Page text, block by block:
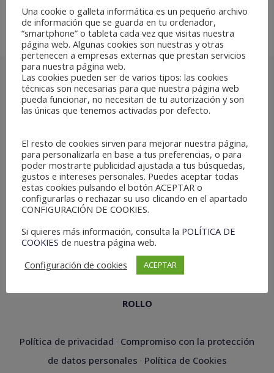
VOLVER A LA TIENDA
La Asociación Cultural LP desarrolla su actividad en Internet y
con actividades presenciales,
selecciona la que mas te gusta en el menú principal y
disfruta,
para poder participaren ellas deberás ser abonado de la
Asociación y pagar el precio de cada actividad,
ROLLO
Política de privacidad · Compromiso con la protección
de datos personales · Política de Cookies
Una cookie o galleta informática es un pequeño archivo
de información que se guarda en tu ordenador,
“smartphone” o tableta cada vez que visitas nuestra
página web. Algunas cookies son nuestras y otras
pertenecen a empresas externas que prestan servicios
para nuestra página web.
Las cookies pueden ser de varios tipos: las cookies
técnicas son necesarias para que nuestra página web
pueda funcionar, no necesitan de tu autorización y son
las únicas que tenemos activadas por defecto.
El resto de cookies sirven para mejorar nuestra página,
para personalizarla en base a tus preferencias, o para
poder mostrarte publicidad ajustada a tus búsquedas,
gustos e intereses personales. Puedes aceptar todas
estas cookies pulsando el botón ACEPTAR o
configurarlas o rechazar su uso clicando en el apartado
CONFIGURACIÓN DE COOKIES.
Si quieres más información, consulta la POLÍTICA DE
COOKIES de nuestra página web.
Configuración de cookies
ACEPTAR